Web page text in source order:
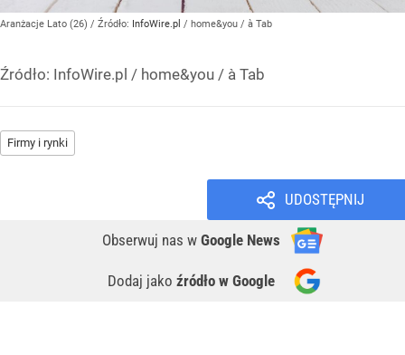
Aranżacje Lato (26) / Źródło: InfoWire.pl / home&you / à Tab
Źródło: InfoWire.pl / home&you / à Tab
Firmy i rynki
UDOSTĘPNIJ
Obserwuj nas w Google News
Dodaj jako źródło w Google